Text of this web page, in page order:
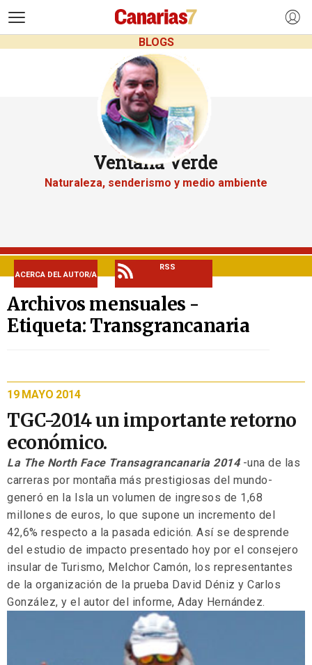
BLOGS
Ventana Verde
Naturaleza, senderismo y medio ambiente
ACERCA DEL AUTOR/A
RSS
Archivos mensuales -
Etiqueta: Transgrancanaria
19 MAYO 2014
TGC-2014 un importante retorno
económico.
La The North Face Transagrancanaria 2014-una de las
carreras por montaña más prestigiosas del mundo-
generó en la Isla un volumen de ingresos de 1,68
millones de euros, lo que supone un incremento del
42,6% respecto a la pasada edición. Así se desprende
del estudio de impacto presentado hoy por el consejero
insular de Turismo, Melchor Camón, los representantes
de la organización de la prueba David Déniz y Carlos
González, y el autor del informe, Aday Hernández.